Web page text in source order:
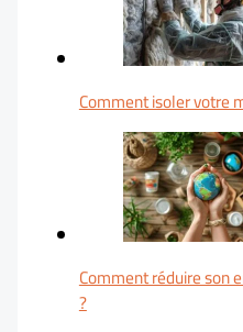
Comment isoler votre
Comment réduire son
?